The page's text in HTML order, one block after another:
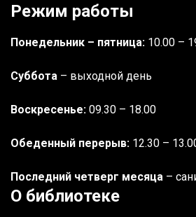
Режим работы
Понедельник – пятница: 10.00 –
Суббота – выходной день
Воскресенье: 09.30 – 18.00
Обеденный перерыв: 12.30 –
Последний четверг месяца –
О библиотеке